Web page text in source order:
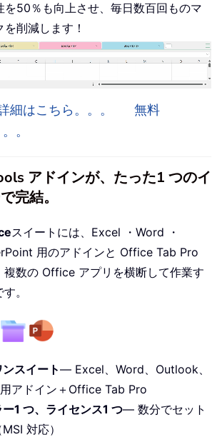
を50％も向上させ、毎日数百回ものマ
削減します！
細はこちら。。。
無料
。
アドインが、たった1 つのイ
完結。
スイートには、Excel ・Word ・
用のアドインと Office Tab Pro
複数の Office アプリを横断して作業す
。
スイート— Excel、Word、Outlook、
アドイン＋Office Tab Pro
1 つ、ライセンス1 つ— 数分でセット
対応）